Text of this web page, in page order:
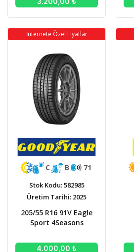
İnternete Özel Fiyatlar
C B 71
Stok Kodu: 582985
Üretim Tarihi: 2025
205/55 R16 91V Eagle
Sport 4Seasons
4.000,00 ₺